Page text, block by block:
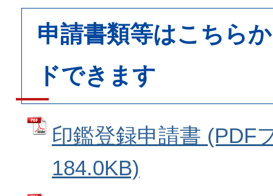
申請書類等はこちら
ドできます
印鑑登録申請書 (PDF
184.0KB)